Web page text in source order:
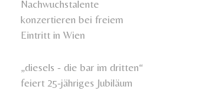
Nachwuchstalente
konzertieren bei freiem
Eintritt in Wien
„diesels - die bar im dritten“
feiert 25-jähriges Jubiläum